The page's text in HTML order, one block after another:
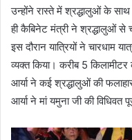
उन्होंने रास्ते में श्रद्धालुओं के
ही कैबिनेट मंत्री ने श्रद्धालुओं से
इस दौरान यात्रियों ने चारधाम
व्यक्त किया। करीब 5
आर्या ने कई श्रद्धालुओं की
आर्या ने मां यमुना जी की विधिवत